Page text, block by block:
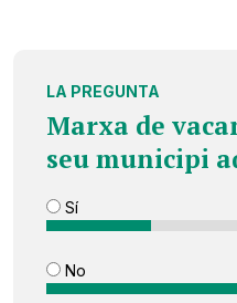
LA PREGUNTA
Marxa de
seu municipi
Sí
No